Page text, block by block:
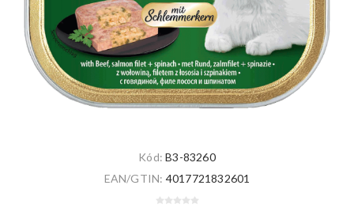
Kód: B3-83260
EAN/GTIN: 4017721832601